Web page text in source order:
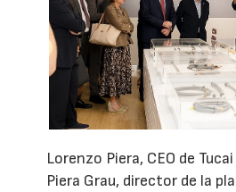
Lorenzo Piera, CEO de
Piera Grau, director de la